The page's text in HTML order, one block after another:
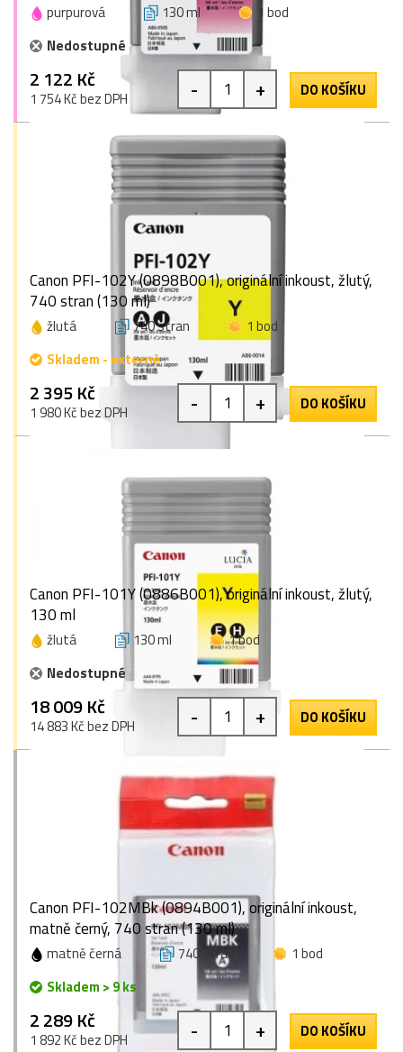
purpurová 130 ml
1 bod
Nedostupné
2 122 Kč
1 754 Kč bez DPH - + DO KOŠÍKU
Canon PFI-102Y (0898B001), originální inkoust, žlutý,
740 stran (130 ml)
žlutá 740 stran
1 bod
Skladem - externě
2 395 Kč
1 980 Kč bez DPH - + DO KOŠÍKU
Canon PFI-101Y (0886B001), originální inkoust, žlutý,
130 ml
žlutá 130 ml
1 bod
Nedostupné
18 009 Kč
14 883 Kč bez DPH - + DO KOŠÍKU
Canon PFI-102MBk (0894B001), originální inkoust,
matně černý, 740 stran (130 ml)
matně černá 740 stran
1 bod
Skladem > 9 ks
2 289 Kč
1 892 Kč bez DPH - + DO KOŠÍKU